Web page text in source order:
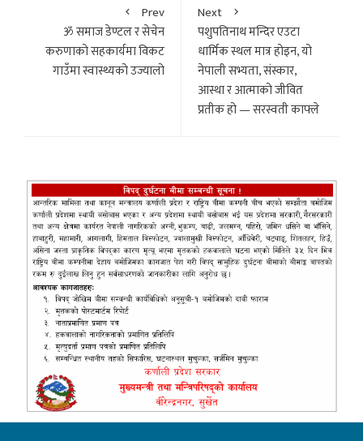
Prev
ॐ समाज डेण्टल र सेचेन
करुणाको सहकार्यमा विकट
गाउँमा स्वास्थ्यको उज्यालो
Next
पशुपतिनाथ मन्दिर एउटा
धार्मिक स्थल मात्र होइन, यो
नेपाली सभ्यता, संस्कार,
आस्था र आत्माको जीवित
प्रतीक हो — सरस्वती काफ्ले